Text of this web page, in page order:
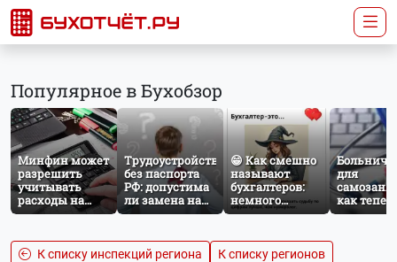
Популярное в Бухобзор
Минфин может
разрешить
учитывать
расходы на
защиту от
расчёте налога
на прибыль
Трудоустройство
без паспорта
РФ: допустима
ли замена на
загранпаспорт?
😁 Как смешно
называют
бухгалтеров:
немного
профессионального
для
как
работает
К списку инспекций региона К списку регионов